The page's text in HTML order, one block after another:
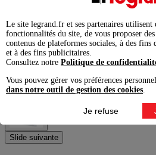
Slide suivante
Le site legrand.fr et ses partenaires
fonctionnalités du site, de vous proposer
contenus de plateformes sociales, à des fins
et à des fins publicitaires.
Consultez notre Politique de
Vous pouvez gérer vos préférences
dans notre outil de gestion des cookies
Je refuse